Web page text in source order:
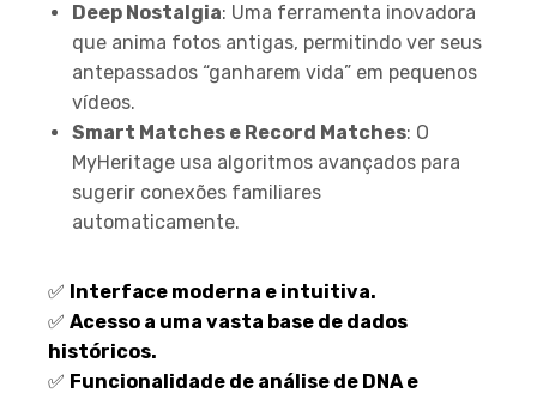
Deep Nostalgia: Uma ferramenta inovadora
que anima fotos antigas, permitindo ver seus
antepassados “ganharem vida” em pequenos
vídeos.
Smart Matches e Record Matches: O
MyHeritage usa algoritmos avançados para
sugerir conexões familiares
automaticamente.
✅ Interface moderna e intuitiva.
✅ Acesso a uma vasta base de dados
históricos.
✅ Funcionalidade de análise de DNA e